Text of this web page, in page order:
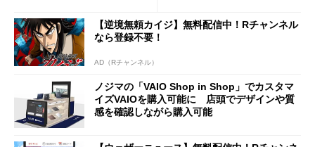
【逆境無頼カイジ】無料配信中！Rチャンネル
なら登録不要！
AD（Rチャンネル）
ノジマの「VAIO Shop in Shop」でカスタマ
イズVAIOを購入可能に 店頭でデザインや質
感を確認しながら購入可能